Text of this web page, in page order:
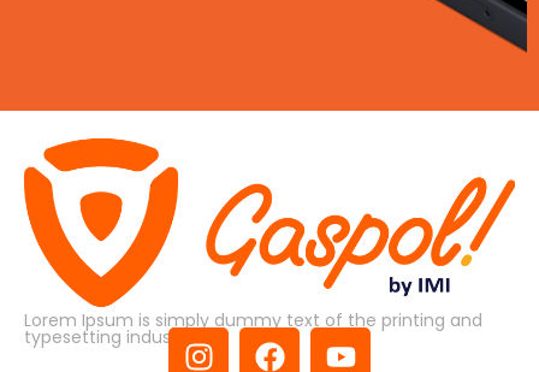
Lorem Ipsum is simply dummy text of the printing and
typesetting industry.